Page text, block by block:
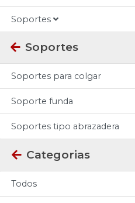
Soportes
Soportes
Soportes para colgar
Soporte funda
Soportes tipo abrazadera
Categorias
Todos